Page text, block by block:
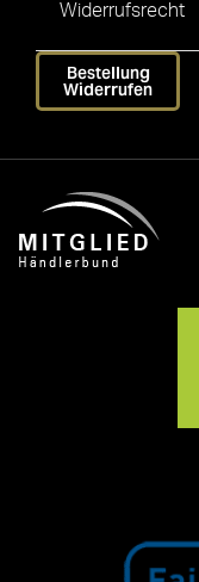
Widerrufsrecht
Bestellung
Widerrufen